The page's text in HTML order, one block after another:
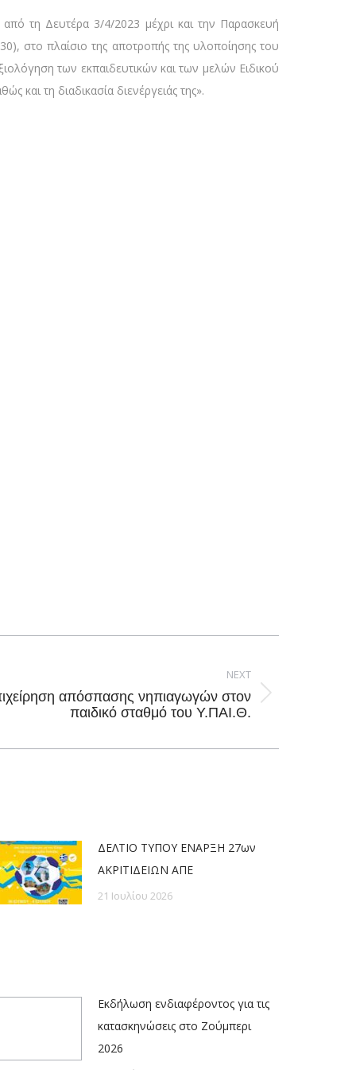
τη Δευτέρα 3/4/2023 μέχρι και την Παρασκευή
στο πλαίσιο της αποτροπής της υλοποίησης του
των εκπαιδευτικών και των μελών Ειδικού
και τη διαδικασία διενέργειάς της».
NEXT
απόσπασης νηπιαγωγών στον
παιδικό σταθμό του Υ.ΠΑΙ.Θ.
ΔΕΛΤΙΟ ΤΥΠΟΥ ΕΝΑΡΞΗ 27ων
ΑΚΡΙΤΙΔΕΙΩΝ ΑΠΕ
21 Ιουλίου 2026
Εκδήλωση ενδιαφέροντος για τις
κατασκηνώσεις στο Ζούμπερι
2026